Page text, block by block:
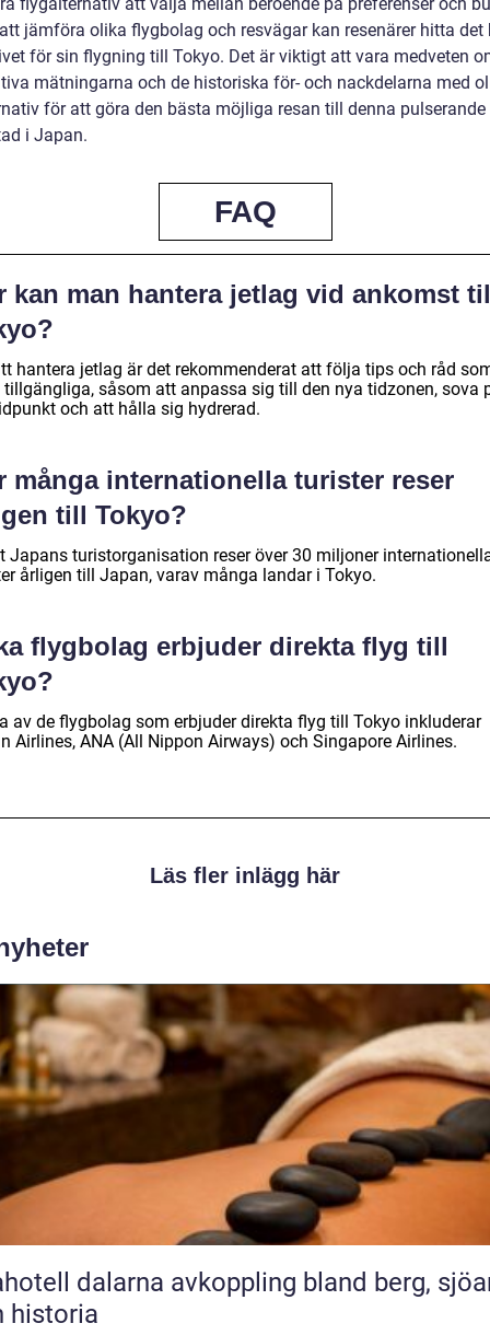
jämföra olika flygbolag och resvägar kan resenärer hitta det
för sin flygning till Tokyo. Det är viktigt att vara medveten
mätningarna och de historiska för- och nackdelarna med
för att göra den bästa möjliga resan till denna pulserande
i Japan.
FAQ
kan man hantera jetlag vid ankomst
hantera jetlag är det rekommenderat att följa tips och råd
såsom att anpassa sig till den nya tidzonen, sova
och att hålla sig hydrerad.
många internationella turister reser
till Tokyo?
Japans turistorganisation reser över 30 miljoner
årligen till Japan, varav många landar i Tokyo.
flygbolag erbjuder direkta flyg till
av de flygbolag som erbjuder direkta flyg till Tokyo inkluderar
Airlines, ANA (All Nippon Airways) och Singapore Airlines.
Läs fler inlägg här
avkoppling bland berg, sjöar
historia